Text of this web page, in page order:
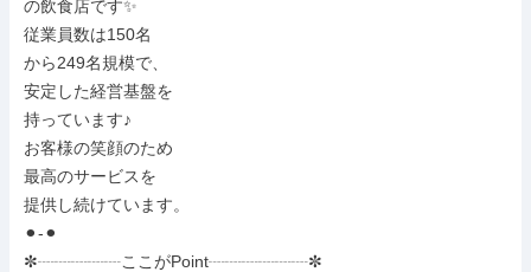
の飲食店です✨
従業員数は150名
から249名規模で、
安定した経営基盤を
持っています♪
お客様の笑顔のため
最高のサービスを
提供し続けています。
⚫︎-⚫︎
✼┈┈┈┈┈ここがPoint┈┈┈┈┈┈✼